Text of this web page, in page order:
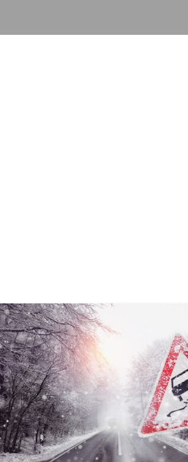
- zaleđivanje mokrih